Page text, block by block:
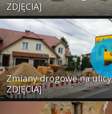
ZDJĘCIA]
Zmiany drogowe na
ZDJĘCIA]